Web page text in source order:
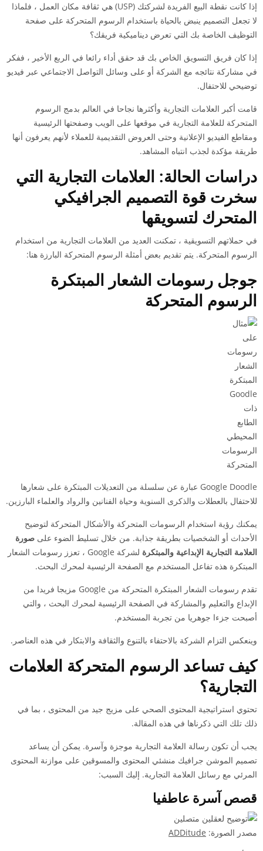
إذا كانت نقطة البيع الفريدة لشركتك (USP) هي ثقافة مكان العمل ، فلماذا
لا تجعل التصميم ينبض بالحياة باستخدام الرسوم المتحركة على صفحة
التوظيف الخاصة بك التي تعرض ديناميكية فريقك؟
إذا كان فريق التسويق الخاص بك قد حقق أداء رائعا في الربع الأخير ، ففكر
في مشاركة نتائجه مع الشركة أو على وسائل التواصل الاجتماعي عبر فيديو
توضيحي للاحتفال.
قامت أكبر العلامات التجارية وأكثرها نجاحا في العالم بدمج الرسوم
المتحركة للعلامة التجارية في موقعها على الويب وصفحتها الرئيسية
ومقاطع الفيديو الإعلانية وحتى العروض التقديمية للعملاء لأنهم يعرفون أنها
طريقة مؤكدة لجذب انتباه المشاهد.
دراسات الحالة: العلامات التجارية التي
سخرت قوة التصميم الجرافيكي
المتحرك لتسويقها
في حملاتهم التسويقية ، تمكنت العديد من العلامات التجارية من استخدام
الرسوم المتحركة. يتم تقديم بعض أمثلة الرسوم المتحركة البارزة هنا:
جوجل رسومات الشعار المبتكرة
الرسوم المتحركة
الرسومات
المتحركة
Google Doodle عبارة عن سلسلة من التعديلات المبتكرة على شعارها
للاحتفال بالعطلات والذكرى السنوية وحياة الفنانين والرواد والعلماء البارزين.
يمكنك رؤية استخدام الرسومات المتحركة والأشكال المتحركة لتوضيح
الأحداث أو الشخصيات بطريقة جذابة. من خلال تسليط الضوء على صورة
العلامة التجارية الإبداعية والمبتكرة
لشركة Google ، تعزز رسومات الشعار
المبتكرة هذه تفاعل المستخدم مع الصفحة الرئيسية لمحرك البحث.
تقدم رسومات الشعار المبتكرة المتحركة من Google مزيجا فريدا من
الإبداع والتعليم والمشاركة في الصفحة الرئيسية لمحرك البحث ، والتي
أصبحت جزءا جوهريا من تجربة المستخدم.
وينعكس التزام الشركة بالاحتفاء بالتنوع والثقافة والابتكار في هذه العناصر.
كيف تساعد الرسوم المتحركة العلامات
التجارية؟
تحتوي استراتيجية المحتوى الصحي على مزيج جيد من المحتوى ، بما في
ذلك تلك التي ذكرناها في هذه المقالة.
يجب أن تكون رسالة العلامة التجارية موجزة وآسرة. يمكن أن يساعد
تصميم الموشن جرافيك منشئي المحتوى والمسوقين على موازنة المحتوى
المرئي مع رسائل العلامة التجارية. إليك السبب:
قصص آسرة عاطفيا
مصدر الصورة: ADDitude